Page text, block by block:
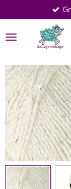
direct
naar
de